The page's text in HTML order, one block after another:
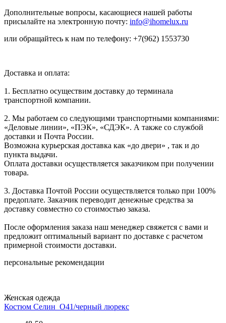
Дополнительные вопросы, касающиеся нашей работы
присылайте на электронную почту: info@ihomelux.ru
или обращайтесь к нам по телефону: +7(962) 1553730
Доставка и оплата:
1. Бесплатно осуществим доставку до терминала
транспортной компании.
2. Мы работаем со следующими транспортными компаниями:
«Деловые линии», «ПЭК», «СДЭК». А также со службой
доставки и Почта России.
Возможна курьерская доставка как «до двери» , так и до
пункта выдачи.
Оплата доставки осуществляется заказчиком при получении
товара.
3. Доставка Почтой России осуществляется только при 100%
предоплате. Заказчик переводит денежные средства за
доставку совместно со стоимостью заказа.
После оформления заказа наш менеджер свяжется с вами и
предложит оптимальный вариант по доставке с расчетом
примерной стоимости доставки.
персональные рекомендации
Женская одежда
Костюм Селин_О41/черный люрекс